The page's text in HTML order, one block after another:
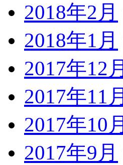
2018年2月
2018年1月
2017年12月
2017年11月
2017年10月
2017年9月